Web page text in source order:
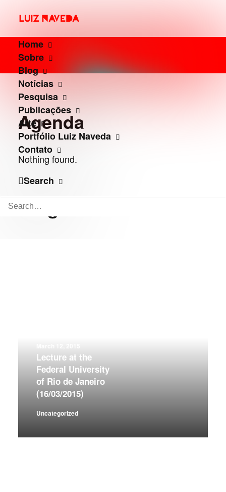
Home
Sobre
Blog
Notícias
Pesquisa
Publicações
Arte
Portfólio Luiz Naveda
Contato
Search
Agenda
Nothing found.
Blog
Lecture at the
Federal University
of Rio de Janeiro
(16/03/2015)
Uncategorized